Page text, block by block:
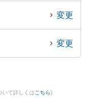
すぐに弁護士に相談し
の弁護士を検索した
岡市内の弁護士に相談
変更
変更
いて詳しくは こちら)